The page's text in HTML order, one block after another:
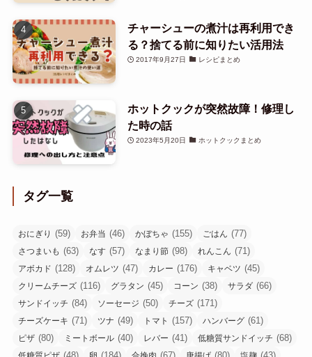
チャーシューの煮汁は再利用でき
る？捨てる前に知りたい活用法
2017年9月27日 レシピまとめ
ホットクックが突然故障！修理し
た時の話
2023年5月20日 ホットクックまとめ
タグ一覧
おにぎり (59) お弁当 (46) かぼちゃ (155) ごはん (77)
さつまいも (63) なす (57) なまり節 (98) れんこん (71)
アボカド (128) オムレツ (47) カレー (176) キャベツ (45)
クリームチーズ (116) グラタン (45) コーン (38) サラダ (66)
サンドイッチ (84) ソーセージ (50) チーズ (171)
チーズケーキ (71) ツナ (49) トマト (157) ハンバーグ (61)
ピザ (80) ミートボール (40) レバー (41) 低糖質サンドイッチ (68)